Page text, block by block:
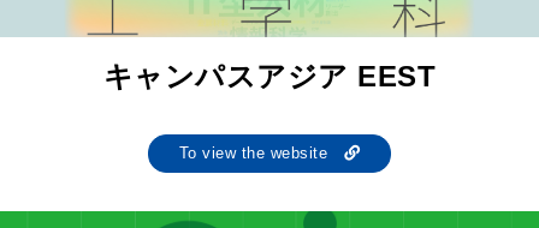
キャンパスアジア EEST
To view the website